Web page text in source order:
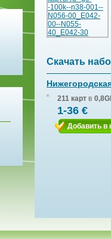
Скачать
211 карт в
1-36 €
Добавить в